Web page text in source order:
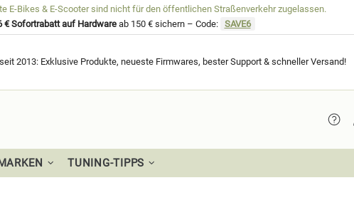
E-Bikes & E-Scooter sind nicht für den öffentlichen Straßenverkehr zugelassen.
€ Sofortrabatt auf Hardwareab 150 € sichern – Code: SAVE6
2013: Exklusive Produkte, neueste Firmwares, bester Support & schneller Versand!
TUNING-TIPPS